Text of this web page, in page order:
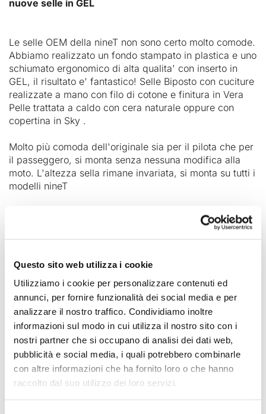
Questo sito web utilizza i cookie
Utilizziamo i cookie per personalizzare contenuti ed
annunci, per fornire funzionalità dei social media e per
analizzare il nostro traffico. Condividiamo inoltre
informazioni sul modo in cui utilizza il nostro sito con i
nostri partner che si occupano di analisi dei dati web,
pubblicità e social media, i quali potrebbero combinarle
con altre informazioni che ha fornito loro o che hanno
raccolto dal suo utilizzo dei loro servizi.
nuove selle in GEL
Le selle OEM della nineT non sono certo molto comode.
Abbiamo realizzato un fondo stampato in plastica e uno
schiumato ergonomico di alta qualita' con inserto in
GEL, il risultato e' fantastico! Selle Biposto con cuciture
realizzate a mano con filo di cotone e finitura in Vera
Pelle trattata a caldo con cera naturale oppure con
copertina in Sky .
Molto più comoda dell'originale sia per il pilota che per
il passeggero, si monta senza nessuna modifica alla
moto. L'altezza sella rimane invariata, si monta su tutti i
modelli nineT
CONDIVI ARTICOLO
torna all'elenco